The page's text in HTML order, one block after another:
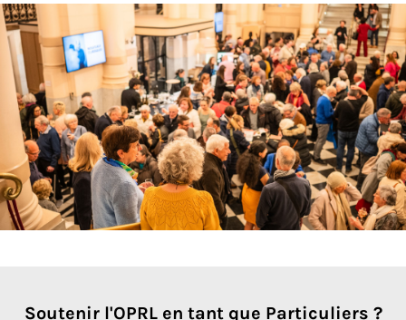
Soutenir l'OPRL en tant que Particuliers ?